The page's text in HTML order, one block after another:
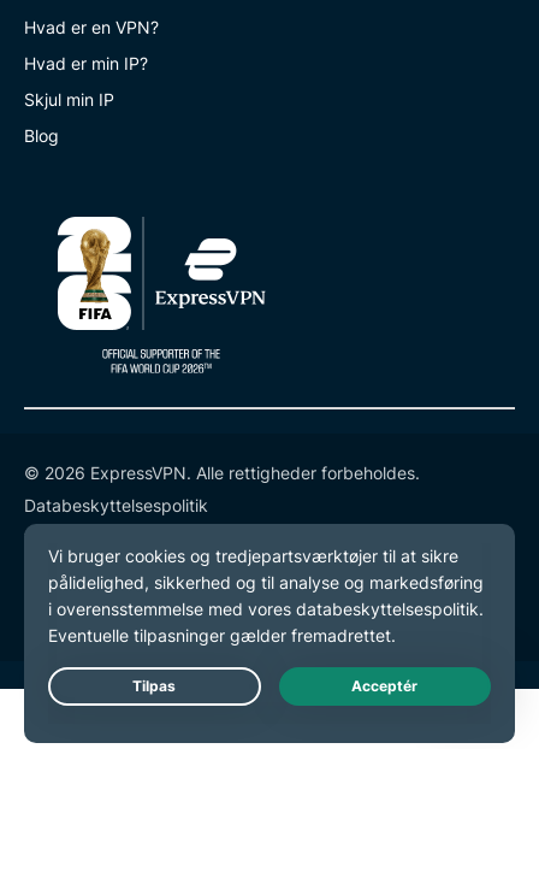
Hvad er en VPN?
Hvad er min IP?
Skjul min IP
Blog
© 2026 ExpressVPN. Alle rettigheder forbeholdes.
Databeskyttelsespolitik
Tjenestevilkår
Cookie-præferencer
Live Chat